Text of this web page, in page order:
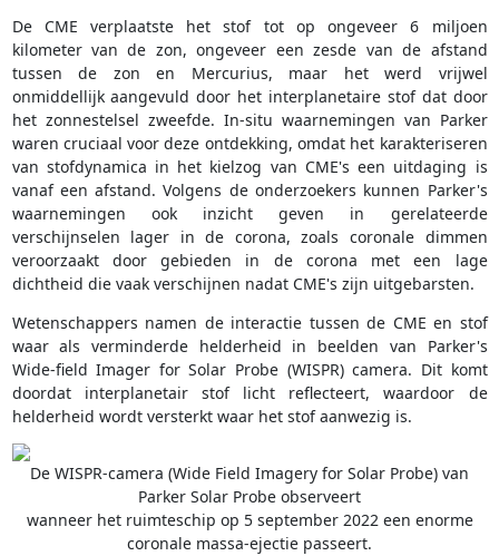
De CME verplaatste het stof tot op ongeveer 6 miljoen
kilometer van de zon, ongeveer een zesde van de afstand
tussen de zon en Mercurius, maar het werd vrijwel
onmiddellijk aangevuld door het interplanetaire stof dat door
het zonnestelsel zweefde. In-situ waarnemingen van Parker
waren cruciaal voor deze ontdekking, omdat het karakteriseren
van stofdynamica in het kielzog van CME's een uitdaging is
vanaf een afstand. Volgens de onderzoekers kunnen Parker's
waarnemingen ook inzicht geven in gerelateerde
verschijnselen lager in de corona, zoals coronale dimmen
veroorzaakt door gebieden in de corona met een lage
dichtheid die vaak verschijnen nadat CME's zijn uitgebarsten.
Wetenschappers namen de interactie tussen de CME en stof
waar als verminderde helderheid in beelden van Parker's
Wide-field Imager for Solar Probe (WISPR) camera. Dit komt
doordat interplanetair stof licht reflecteert, waardoor de
helderheid wordt versterkt waar het stof aanwezig is.
De WISPR-camera (Wide Field Imagery for Solar Probe) van
Parker Solar Probe observeert
wanneer het ruimteschip op 5 september 2022 een enorme
coronale massa-ejectie passeert.